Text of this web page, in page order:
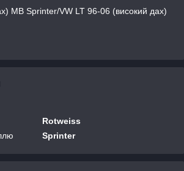
MB Sprinter/VW LT 96-06 (високий дах)
Rotweiss
Sprinter